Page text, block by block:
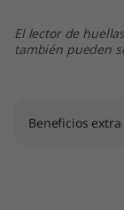
1El lector de
también pueden
Beneficios